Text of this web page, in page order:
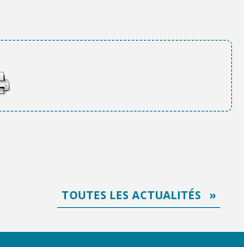
TOUTES LES ACTUALITÉS